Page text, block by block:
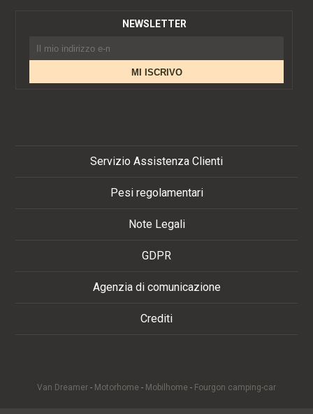
NEWSLETTER
Servizio Assistenza Clienti
Pesi regolamentari
Note Legali
GDPR
Agenzia di comunicazione
Crediti
Van Dreamer - Motorhome - Mobilhome - Fourgon camping-car